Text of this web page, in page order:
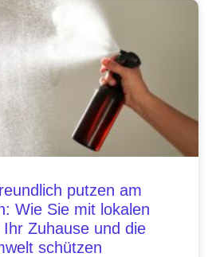
putzen am
Wie Sie mit lokalen
Zuhause und die
schützen